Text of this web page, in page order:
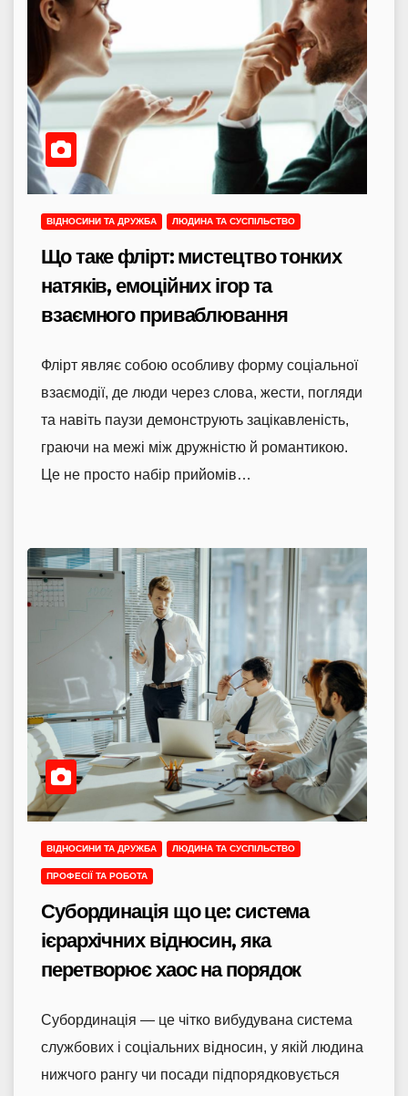
ВІДНОСИНИ ТА ДРУЖБА ЛЮДИНА ТА СУСПІЛЬСТВО
Що таке флірт: мистецтво тонких
натяків, емоційних ігор та
взаємного приваблювання
Флірт являє собою особливу форму соціальної
взаємодії, де люди через слова, жести, погляди
та навіть паузи демонструють зацікавленість,
граючи на межі між дружністю й романтикою.
Це не просто набір прийомів…
ВІДНОСИНИ ТА ДРУЖБА ЛЮДИНА ТА СУСПІЛЬСТВО
ПРОФЕСІЇ ТА РОБОТА
Субординація що це: система
ієрархічних відносин, яка
перетворює хаос на порядок
Субординація — це чітко вибудувана система
службових і соціальних відносин, у якій людина
нижчого рангу чи посади підпорядковується